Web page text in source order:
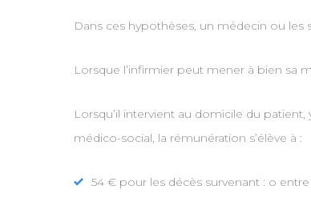
Dans ces hypothèses, un médecin ou les
Lorsque l’infirmier peut mener à bien sa
Lorsqu’il intervient au domicile du
médico-social, la rémunération s’élève à :
54 € pour les décès survenant : o